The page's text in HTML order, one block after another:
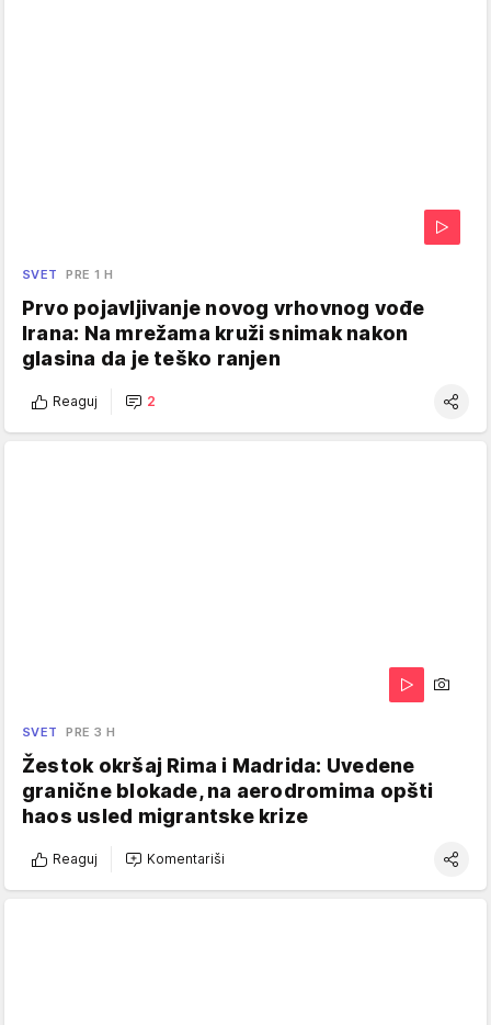
SVET PRE 1 H
Prvo pojavljivanje novog vrhovnog vođe
Irana: Na mrežama kruži snimak nakon
glasina da je teško ranjen
Reaguj 2
SVET PRE 3 H
Žestok okršaj Rima i Madrida: Uvedene
granične blokade, na aerodromima opšti
haos usled migrantske krize
Reaguj Komentariši